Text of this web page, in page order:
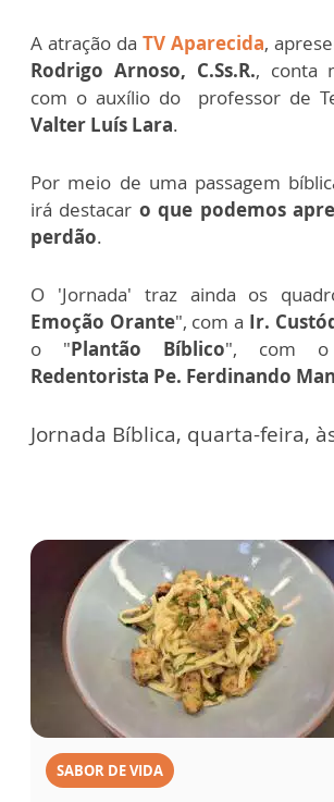
A atração da TV Aparecida,
Rodrigo Arnoso, C.Ss.R., conta
com o auxílio do professor de
Valter Luís Lara.
Por meio de uma passagem
irá destacar o que podemos
perdão.
O 'Jornada' traz ainda os
Emoção Orante", com a Ir.
o "Plantão Bíblico", com
Redentorista Pe. Ferdinando
Jornada Bíblica, quarta-feira,
SABOR DE VIDA